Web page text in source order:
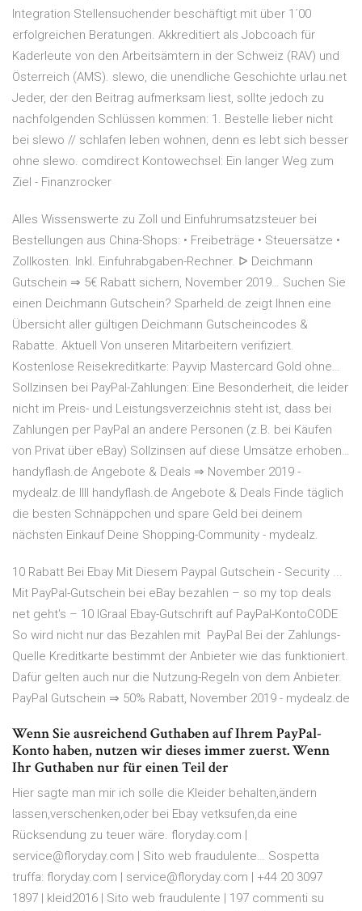
Integration Stellensuchender beschäftigt mit über 1´00
erfolgreichen Beratungen. Akkreditiert als Jobcoach für
Kaderleute von den Arbeitsämtern in der Schweiz (RAV) und
Österreich (AMS). slewo, die unendliche Geschichte urlau.net
Jeder, der den Beitrag aufmerksam liest, sollte jedoch zu
nachfolgenden Schlüssen kommen: 1. Bestelle lieber nicht
bei slewo // schlafen leben wohnen, denn es lebt sich besser
ohne slewo. comdirect Kontowechsel: Ein langer Weg zum
Ziel - Finanzrocker
Alles Wissenswerte zu Zoll und Einfuhrumsatzsteuer bei
Bestellungen aus China-Shops: • Freibeträge • Steuersätze •
Zollkosten. Inkl. Einfuhrabgaben-Rechner. ᐅ Deichmann
Gutschein ⇒ 5€ Rabatt sichern, November 2019… Suchen Sie
einen Deichmann Gutschein? Sparheld.de zeigt Ihnen eine
Übersicht aller gültigen Deichmann Gutscheincodes &
Rabatte. Aktuell Von unseren Mitarbeitern verifiziert.
Kostenlose Reisekreditkarte: Payvip Mastercard Gold ohne…
Sollzinsen bei PayPal-Zahlungen: Eine Besonderheit, die leider
nicht im Preis- und Leistungsverzeichnis steht ist, dass bei
Zahlungen per PayPal an andere Personen (z.B. bei Käufen
von Privat über eBay) Sollzinsen auf diese Umsätze erhoben…
handyflash.de Angebote & Deals ⇒ November 2019 -
mydealz.de llll handyflash.de Angebote & Deals Finde täglich
die besten Schnäppchen und spare Geld bei deinem
nächsten Einkauf Deine Shopping-Community - mydealz.
10 Rabatt Bei Ebay Mit Diesem Paypal Gutschein - Security ...
Mit PayPal-Gutschein bei eBay bezahlen – so my top deals
net geht's – 10 IGraal Ebay-Gutschrift auf PayPal-KontoCODE
So wird nicht nur das Bezahlen mit PayPal Bei der Zahlungs-
Quelle Kreditkarte bestimmt der Anbieter wie das funktioniert.
Dafür gelten auch nur die Nutzung-Regeln von dem Anbieter.
PayPal Gutschein ⇒ 50% Rabatt, November 2019 - mydealz.de
Wenn Sie ausreichend Guthaben auf Ihrem PayPal-
Konto haben, nutzen wir dieses immer zuerst. Wenn
Ihr Guthaben nur für einen Teil der
Hier sagte man mir ich solle die Kleider behalten,ändern
lassen,verschenken,oder bei Ebay vetksufen,da eine
Rücksendung zu teuer wäre. floryday.com |
service@floryday.com | Sito web fraudulente… Sospetta
truffa: floryday.com | service@floryday.com | +44 20 3097
1897 | kleid2016 | Sito web fraudulente | 197 commenti su